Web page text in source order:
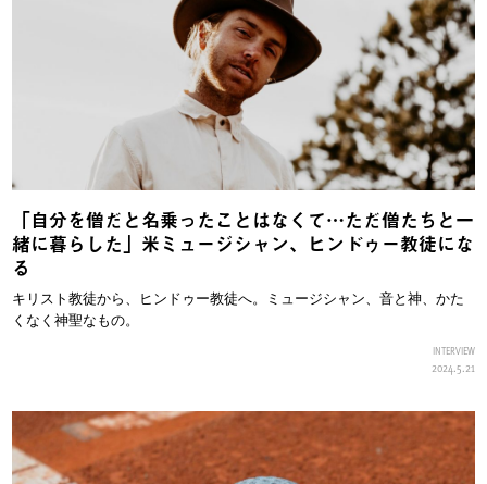
「自分を僧だと名乗ったことはなくて…ただ僧たちと一
緒に暮らした」米ミュージシャン、ヒンドゥー教徒にな
る
キリスト教徒から、ヒンドゥー教徒へ。ミュージシャン、音と神、かた
くなく神聖なもの。
INTERVIEW
2024.5.21